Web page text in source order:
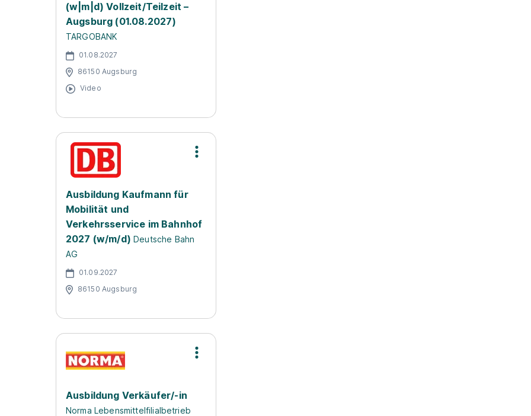
(w|m|d) Vollzeit/Teilzeit –
Augsburg (01.08.2027)
TARGOBANK
01.08.2027
86150 Augsburg
Video
Ausbildung Kaufmann für
Mobilität und
Verkehrsservice im Bahnhof
2027 (w/m/d) Deutsche Bahn
AG
01.09.2027
86150 Augsburg
Ausbildung Verkäufer/-in
Norma Lebensmittelfilialbetrieb